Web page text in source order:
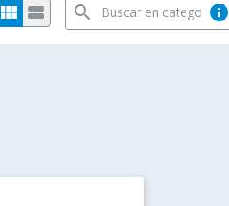
view_module view_stream info
search